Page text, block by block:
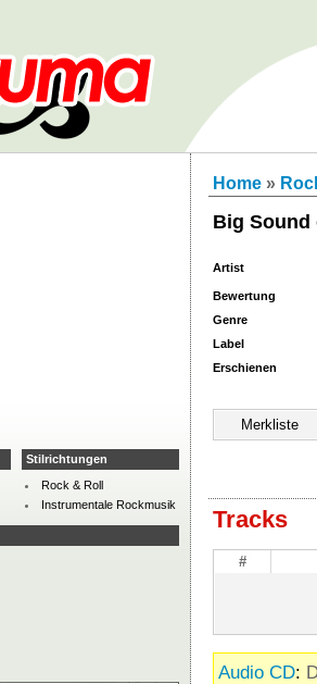
Home »
Big Sound
Artist
Bewertung
Genre
Label
Erschienen
Tracks
#
Audio CD:
Stilrichtungen
Rock & Roll
Instrumentale Rockmusik